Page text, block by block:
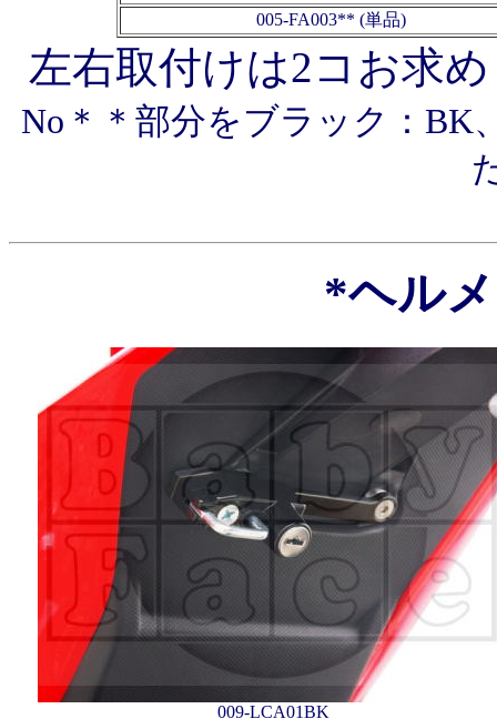
005-FA003** (単品)
左右取付けは2コお求
No＊＊部分をブラック：BK
*ヘル
009-LCA01BK